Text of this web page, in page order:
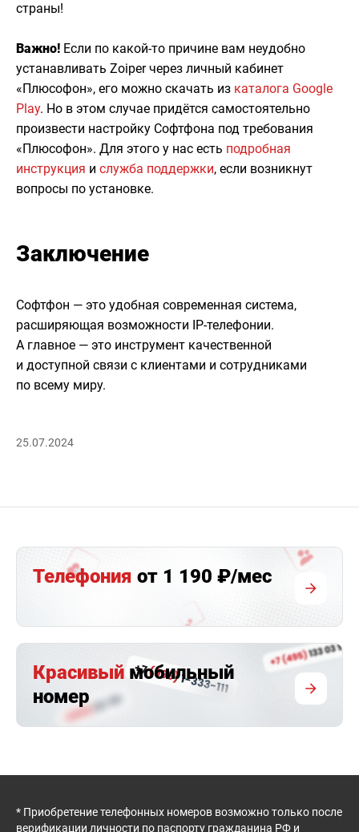
страны!
Важно! Если по какой-то причине вам неудобно
устанавливать Zoiper через личный кабинет
«Плюсофон», его можно скачать из каталога Google
Play. Но в этом случае придётся самостоятельно
произвести настройку Софтфона под требования
«Плюсофон». Для этого у нас есть подробная
инструкция и служба поддержки, если возникнут
вопросы по установке.
Заключение
Софтфон — это удобная современная система,
расширяющая возможности IP-телефонии.
А главное — это инструмент качественной
и доступной связи с клиентами и сотрудниками
по всему миру.
25.07.2024
Телефония от 1 190 ₽/мес
Красивый мобильный
номер
* Приобретение телефонных номеров возможно только после
верификации личности по паспорту гражданина РФ и